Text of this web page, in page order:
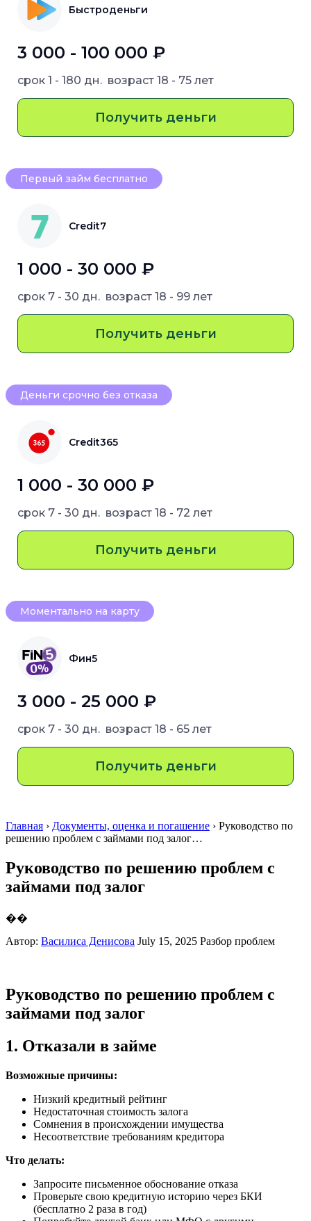
Быстроденьги
3 000 - 100 000 ₽
срок 1 - 180 дн. возраст 18 - 75 лет
Получить деньги
Первый займ бесплатно
Credit7
1 000 - 30 000 ₽
срок 7 - 30 дн. возраст 18 - 99 лет
Получить деньги
Деньги срочно без отказа
Credit365
1 000 - 30 000 ₽
срок 7 - 30 дн. возраст 18 - 72 лет
Получить деньги
Моментально на карту
Фин5
3 000 - 25 000 ₽
срок 7 - 30 дн. возраст 18 - 65 лет
Получить деньги
Главная › Документы, оценка и погашение › Руководство по
решению проблем с займами под залог…
Руководство по решению проблем с
займами под залог
��
Автор: Василиса Денисова July 15, 2025 Разбор проблем
Руководство по решению проблем с
займами под залог
1. Отказали в займе
Возможные причины:
Низкий кредитный рейтинг
Недостаточная стоимость залога
Сомнения в происхождении имущества
Несоответствие требованиям кредитора
Что делать:
Запросите письменное обоснование отказа
Проверьте свою кредитную историю через БКИ
(бесплатно 2 раза в год)